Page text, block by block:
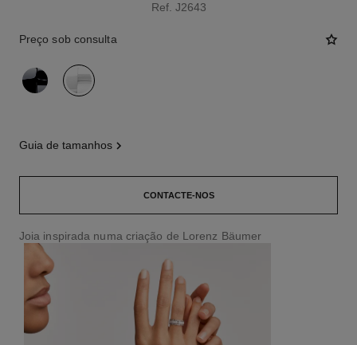
Ref. J2643
Preço sob consulta
variante (2)
guia de tamanhos
CONTACTE-NOS
Joia inspirada numa criação de Lorenz Bäumer